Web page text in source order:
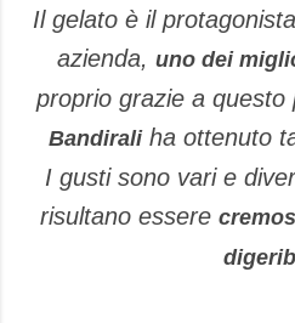
Il gelato è il
azienda, uno dei
proprio grazie a
Bandiraliha ottenuto
I gusti sono vari e
risultano essere